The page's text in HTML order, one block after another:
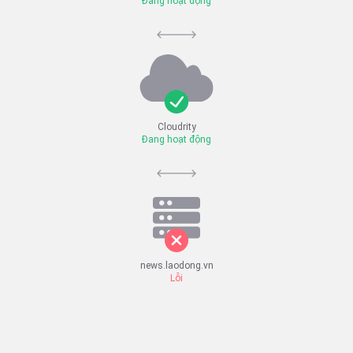
Cloudrity
Đang hoạt động
news.laodong.vn
Lỗi